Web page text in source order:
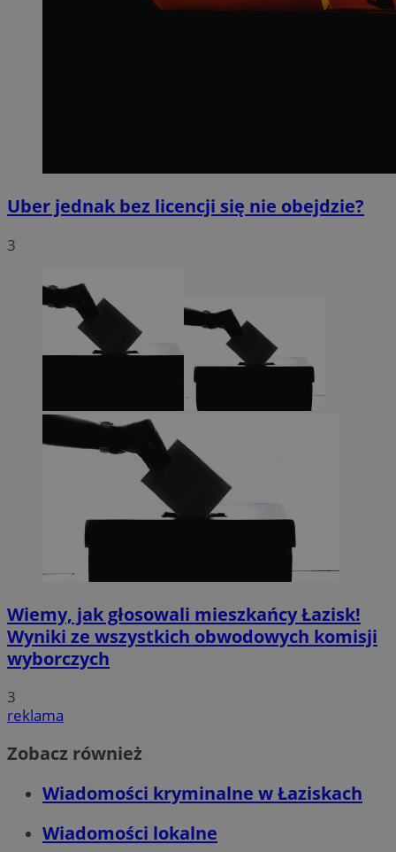
Uber jednak bez licencji się nie obejdzie?
3
Wiemy, jak głosowali mieszkańcy Łazisk!
Wyniki ze wszystkich obwodowych komisji
wyborczych
3
reklama
Zobacz również
Wiadomości kryminalne w Łaziskach
Wiadomości lokalne